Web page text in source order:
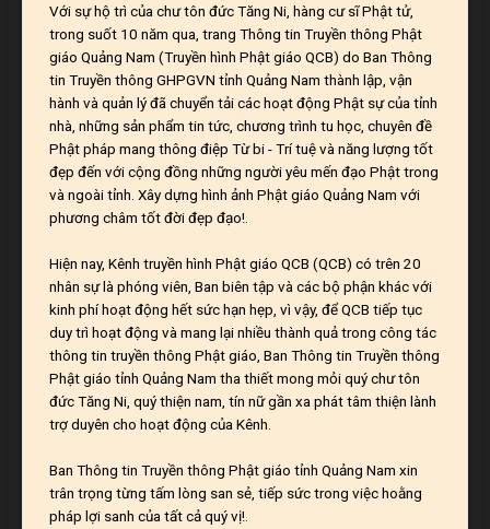
Với sự hộ trì của chư tôn đức Tăng Ni, hàng cư sĩ Phật tử,
trong suốt 10 năm qua, trang Thông tin Truyền thông Phật
giáo Quảng Nam (Truyền hình Phật giáo QCB) do Ban Thông
tin Truyền thông GHPGVN tỉnh Quảng Nam thành lập, vận
hành và quản lý đã chuyển tải các hoạt động Phật sự của tỉnh
nhà, những sản phẩm tin tức, chương trình tu học, chuyên đề
Phật pháp mang thông điệp Từ bi - Trí tuệ và năng lượng tốt
đẹp đến với cộng đồng những người yêu mến đạo Phật trong
và ngoài tỉnh. Xây dựng hình ảnh Phật giáo Quảng Nam với
phương châm tốt đời đẹp đạo!.
Hiện nay, Kênh truyền hình Phật giáo QCB (QCB) có trên 20
nhân sự là phóng viên, Ban biên tập và các bộ phận khác với
kinh phí hoạt động hết sức hạn hẹp, vì vậy, để QCB tiếp tục
duy trì hoạt động và mang lại nhiều thành quả trong công tác
thông tin truyền thông Phật giáo, Ban Thông tin Truyền thông
Phật giáo tỉnh Quảng Nam tha thiết mong mỏi quý chư tôn
đức Tăng Ni, quý thiện nam, tín nữ gần xa phát tâm thiện lành
trợ duyên cho hoạt động của Kênh.
Ban Thông tin Truyền thông Phật giáo tỉnh Quảng Nam xin
trân trọng từng tấm lòng san sẻ, tiếp sức trong việc hoằng
pháp lợi sanh của tất cả quý vị!.